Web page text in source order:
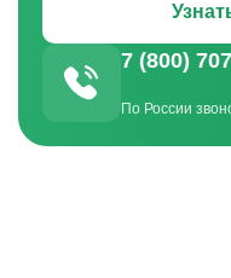
7 (800)
По России